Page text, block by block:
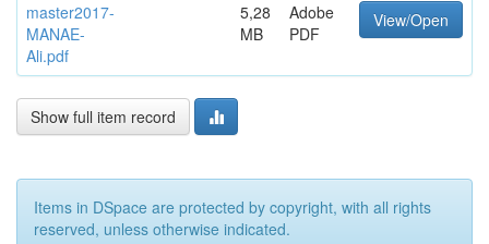
master2017-
MANAE-
Ali.pdf
5,28
MB
Adobe
PDF
View/Open
Show full item record
Items in DSpace are protected by copyright, with all rights
reserved, unless otherwise indicated.